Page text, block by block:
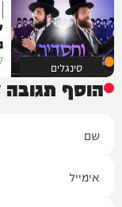
סינגלים
הוסף